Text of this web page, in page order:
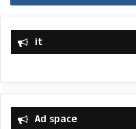
it
Ad space